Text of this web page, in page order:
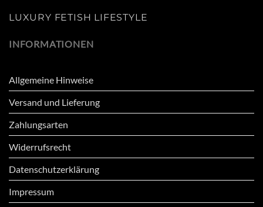
LUXURY FETISH LIFESTYLE
INFORMATIONEN
Allgemeine Hinweise
Versand und Lieferung
Zahlungsarten
Widerrufsrecht
Datenschutzerklärung
Impressum